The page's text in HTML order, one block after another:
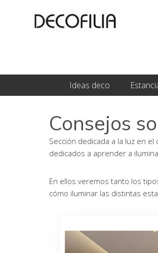
Ideas deco
Consejos
Sección dedicada a la luz en
dedicados a aprender a
En ellos veremos tanto los
cómo iluminar las distintas